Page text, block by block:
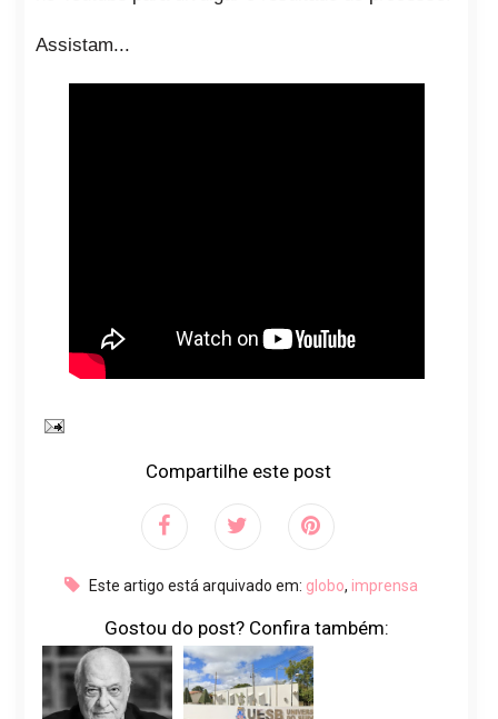
Assistam...
Compartilhe este post
Este artigo está arquivado em: globo, imprensa
Gostou do post? Confira também: